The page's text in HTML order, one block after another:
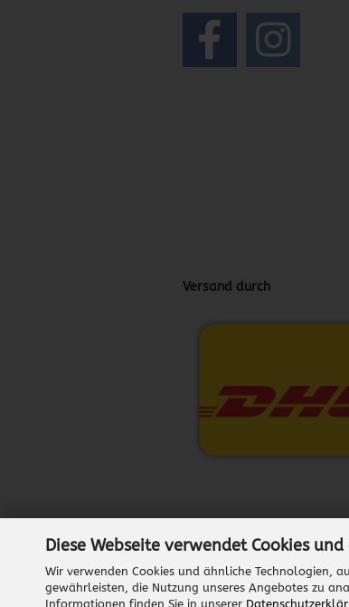
Diese Webseite verwendet Cookies
Wir verwenden Cookies und ähnliche Technologien,
gewährleisten, die Nutzung unseres Angebotes zu
Informationen finden Sie in unserer
Versand durch